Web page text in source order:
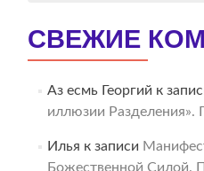
СВЕЖИЕ
Аз есмь Георгий к
иллюзии Разделения».
Илья к записи
Божественной Силой.